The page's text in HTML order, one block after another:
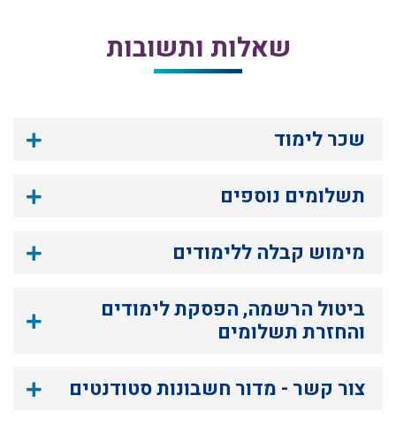
שאלות ותשובות
שכר לימוד
תשלומים נוספים
מימוש קבלה ללימודים
ביטול הרשמה, הפסקת לימודים
והחזרת תשלומים
צור קשר - מדור חשבונות סטודנטים